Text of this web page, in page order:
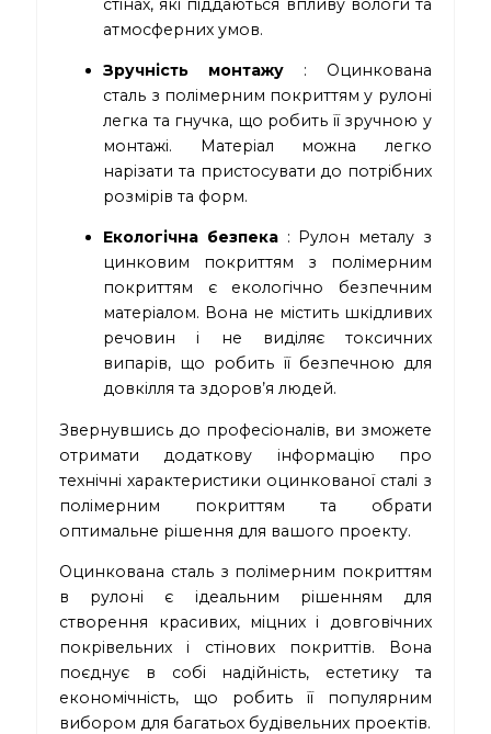
стінах, які піддаються впливу вологи та
атмосферних умов.
Зручність монтажу : Оцинкована
сталь з полімерним покриттям у рулоні
легка та гнучка, що робить її зручною у
монтажі. Матеріал можна легко
нарізати та пристосувати до потрібних
розмірів та форм.
Екологічна безпека: Рулон металу з
цинковим покриттям з полімерним
покриттям є екологічно безпечним
матеріалом. Вона не містить шкідливих
речовин і не виділяє токсичних
випарів, що робить її безпечною для
довкілля та здоров’я людей.
Звернувшись до професіоналів, ви зможете
отримати додаткову інформацію про
технічні характеристики оцинкованої сталі з
полімерним покриттям та обрати
оптимальне рішення для вашого проекту.
Оцинкована сталь з полімерним покриттям
в рулоні є ідеальним рішенням для
створення красивих, міцних і довговічних
покрівельних і стінових покриттів. Вона
поєднує в собі надійність, естетику та
економічність, що робить її популярним
вибором для багатьох будівельних проектів.